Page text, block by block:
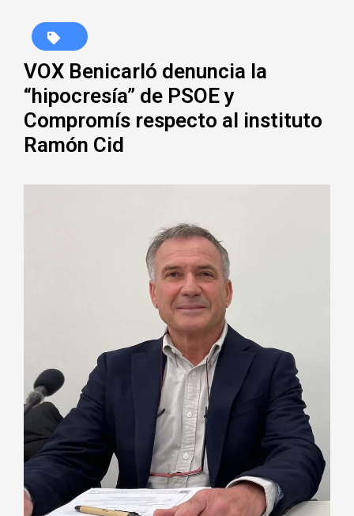
VOX Benicarló denuncia la
“hipocresía” de PSOE y
Compromís respecto al instituto
Ramón Cid